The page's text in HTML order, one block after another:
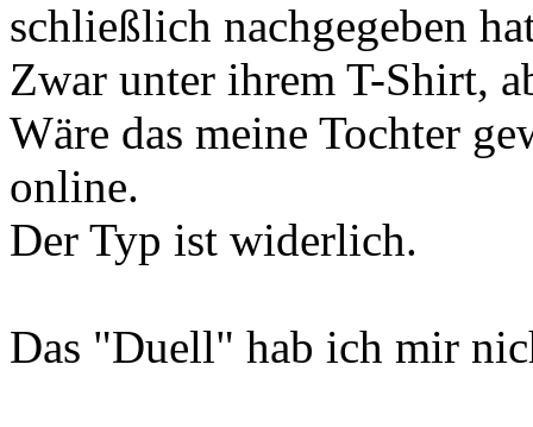
schließlich nachgegeben
Zwar unter ihrem T-Shirt,
Wäre das meine Tochter
online.
Der Typ ist widerlich.
Das "Duell" hab ich mir